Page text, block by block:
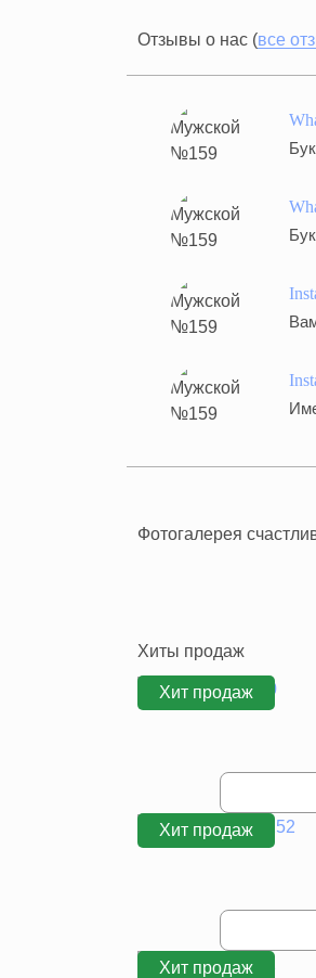
Отзывы о нас (все
Фотогалерея
Хиты продаж
Хит продаж
Хит продаж
Хит продаж